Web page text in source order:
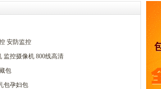
安防监控
监控摄像机 800线高清
包
包孕妇包